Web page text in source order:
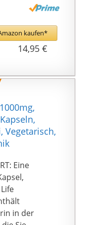
den
Rohstoffe
EU-
optimierte
mit einem
sorgt für
kaufen*
14,95 €
Vegetarisch,
Eine
in der